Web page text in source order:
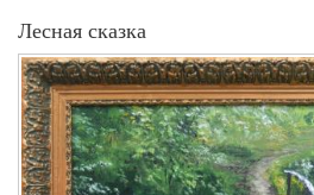
Лесная сказка